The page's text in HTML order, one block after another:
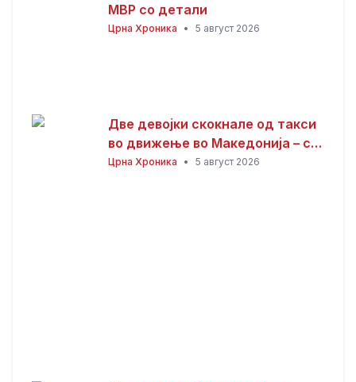
МВР со детали
Црна Хроника • 5 август 2026
Две девојки скокнале од такси
во движење во Македонија – се
утврдува што точно се случило!
Црна Хроника • 5 август 2026